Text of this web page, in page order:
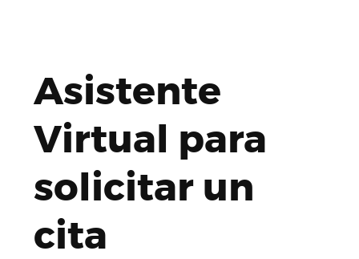
Asistente
Virtual para
solicitar un
cita